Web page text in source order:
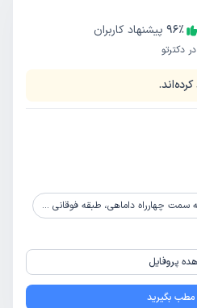
96٪
پیشنهاد کاربران
دکترتو
طبقه فوقانی بانک کشاورزی، ساختمان مهر هرمز، طبقه 8، واحد 38
پروفایل
مطب بگیرید